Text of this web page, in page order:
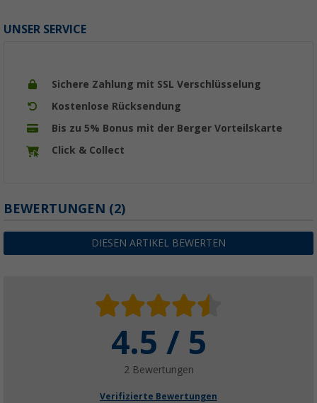
UNSER SERVICE
Sichere Zahlung mit SSL Verschlüsselung
Kostenlose Rücksendung
Bis zu 5% Bonus mit der Berger Vorteilskarte
Click & Collect
BEWERTUNGEN (2)
DIESEN ARTIKEL BEWERTEN
4.5 / 5
2 Bewertungen
Verifizierte Bewertungen